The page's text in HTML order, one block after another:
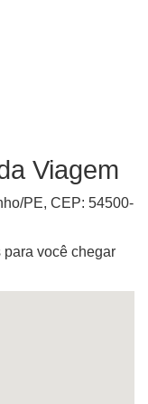
Viagem
/PE, CEP: 54500-
você chegar